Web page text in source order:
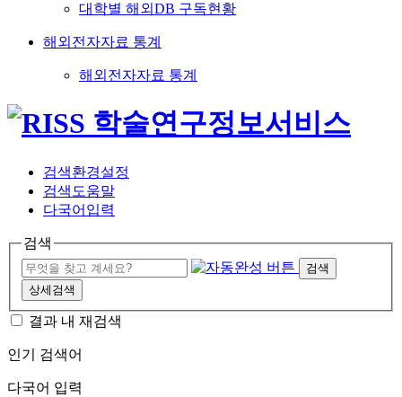
대학별 해외DB 구독현황
해외전자자료 통계
해외전자자료 통계
검색환경설정
검색도움말
다국어입력
검색
검색
상세검색
결과 내 재검색
인기 검색어
다국어 입력